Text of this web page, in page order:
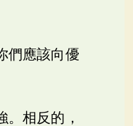
們應該向優
相反的，